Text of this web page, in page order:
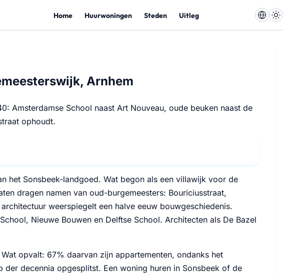
Home Huurwoningen Steden Uitleg
Arnhem
Amsterdamse School naast Art Nouveau, oude beuken naast de
ophoudt.
het Sonsbeek-landgoed. Wat begon als een villawijk voor de
dragen namen van oud-burgemeesters: Bouriciusstraat,
weerspiegelt een halve eeuw bouwgeschiedenis.
Nieuwe Bouwen en Delftse School. Architecten als De Bazel
opvalt: 67% daarvan zijn appartementen, ondanks het
decennia opgesplitst. Een woning huren in Sonsbeek of de